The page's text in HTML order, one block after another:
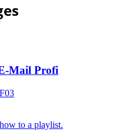
Mail Profi
to a playlist.